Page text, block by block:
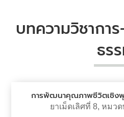
บทความวิชากา
ธร
การพัฒนาคุณภาพชีวิตเชิง
ยาเม็ดเลิศที่ 8, หมว